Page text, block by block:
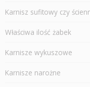
Karnisz sufitowy czy
Właściwa ilość żabek
Karnisze wykuszowe
Karnisze narożne